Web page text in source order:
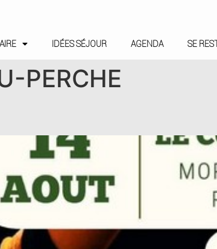
IDÉES SÉJOUR AGENDA SE
PERCHE